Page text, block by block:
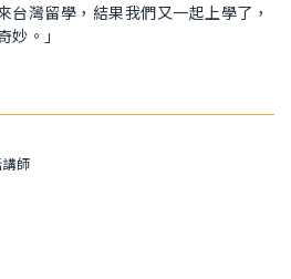
台灣留學，結果我們又一起上學了，
。」
師